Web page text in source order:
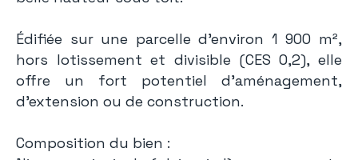
Édifiée sur une parcelle d’environ 1 900 m²,
hors lotissement et divisible (CES 0,2), elle
offre un fort potentiel d’aménagement,
d’extension ou de construction.
Composition du bien :